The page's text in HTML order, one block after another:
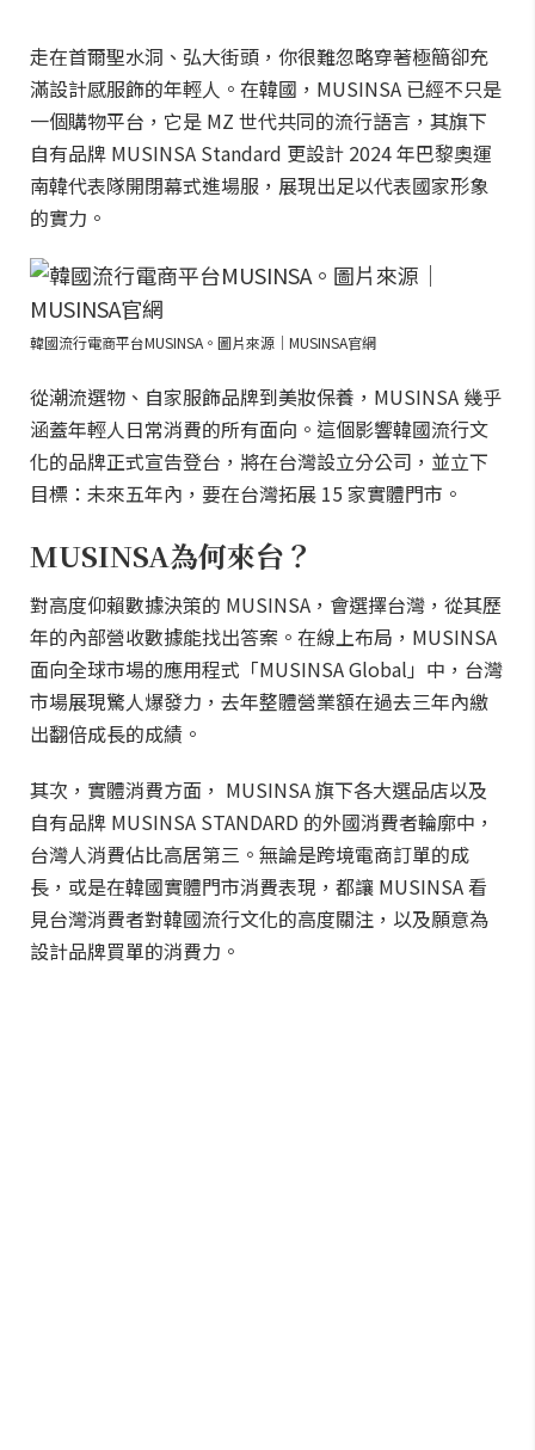
走在首爾聖水洞、弘大街頭，你很難忽略穿著極簡卻充
滿設計感服飾的年輕人。在韓國，MUSINSA 已經不只是
一個購物平台，它是 MZ 世代共同的流行語言，其旗下
自有品牌 MUSINSA Standard 更設計 2024 年巴黎奧運
南韓代表隊開閉幕式進場服，展現出足以代表國家形象
的實力。
韓國流行電商平台MUSINSA。圖片來源｜MUSINSA官網
從潮流選物、自家服飾品牌到美妝保養，MUSINSA 幾乎
涵蓋年輕人日常消費的所有面向。這個影響韓國流行文
化的品牌正式宣告登台，將在台灣設立分公司，並立下
目標：未來五年內，要在台灣拓展 15 家實體門市。
MUSINSA為何來台？
對高度仰賴數據決策的 MUSINSA，會選擇台灣，從其歷
年的內部營收數據能找出答案。在線上布局，MUSINSA
面向全球市場的應用程式「MUSINSA Global」中，台灣
市場展現驚人爆發力，去年整體營業額在過去三年內繳
出翻倍成長的成績。
其次，實體消費方面， MUSINSA 旗下各大選品店以及
自有品牌 MUSINSA STANDARD 的外國消費者輪廓中，
台灣人消費佔比高居第三。無論是跨境電商訂單的成
長，或是在韓國實體門市消費表現，都讓 MUSINSA 看
見台灣消費者對韓國流行文化的高度關注，以及願意為
設計品牌買單的消費力。